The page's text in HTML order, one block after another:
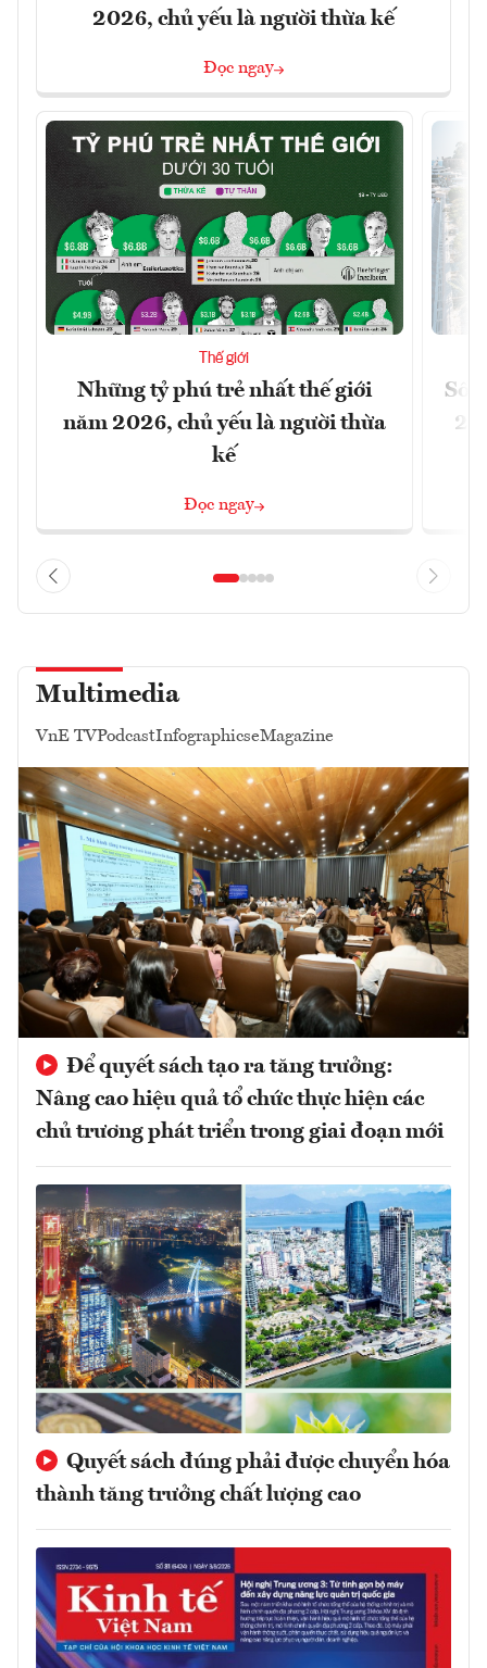
2026, chủ yếu là người thừa kế
Đọc ngay
Thế giới
Những tỷ phú trẻ nhất thế giới
năm 2026, chủ yếu là người thừa
kế
Đọc ngay
Số
Multimedia
VnE TVPodcastInfographicseMagazine
Để quyết sách tạo ra tăng trưởng:
Nâng cao hiệu quả tổ chức thực hiện các
chủ trương phát triển trong giai đoạn mới
Quyết sách đúng phải được chuyển hóa
thành tăng trưởng chất lượng cao